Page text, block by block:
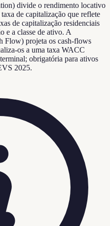
divide o rendimento locativo
de capitalização que reflete
de capitalização residenciais
e a classe de ativo. A
Flow) projeta os cash-flows
os a uma taxa WACC
obrigatória para ativos
2025.